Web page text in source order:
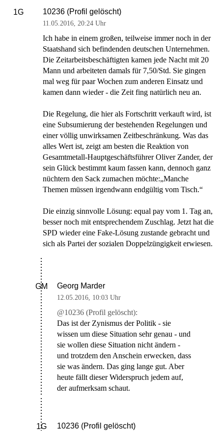
1G 10236 (Profil gelöscht)
11.05.2016, 20:24 Uhr
Ich habe in einem großen, teilweise immer noch in der
Staatshand sich befindenden deutschen Unternehmen.
Die Zeitarbeitsbeschäftigten kamen jede Nacht mit 20
Mann und arbeiteten damals für 7,50/Std. Sie gingen
mal weg für paar Wochen zum anderen Einsatz und
kamen dann wieder - die Zeit fing natürlich neu an.
Die Regelung, die hier als Fortschritt verkauft wird, ist
eine Subsumierung der bestehenden Regelungen und
einer völlig unwirksamen Zeitbeschränkung. Was das
alles Wert ist, zeigt am besten die Reaktion von
Gesamtmetall-Hauptgeschäftsführer Oliver Zander, der
sein Glück bestimmt kaum fassen kann, dennoch ganz
nüchtern den Sack zumachen möchte:„Manche
Themen müssen irgendwann endgültig vom Tisch.“
Die einzig sinnvolle Lösung: equal pay vom 1. Tag an,
besser noch mit entsprechendem Zuschlag. Jetzt hat die
SPD wieder eine Fake-Lösung zustande gebracht und
sich als Partei der sozialen Doppelzüngigkeit erwiesen.
GM Georg Marder
12.05.2016, 10:03 Uhr
@10236 (Profil gelöscht):
Das ist der Zynismus der Politik - sie
wissen um diese Situation sehr genau - und
sie wollen diese Situation nicht ändern -
und trotzdem den Anschein erwecken, dass
sie was ändern. Das ging lange gut. Aber
heute fällt dieser Widerspruch jedem auf,
der aufmerksam schaut.
1G 10236 (Profil gelöscht)